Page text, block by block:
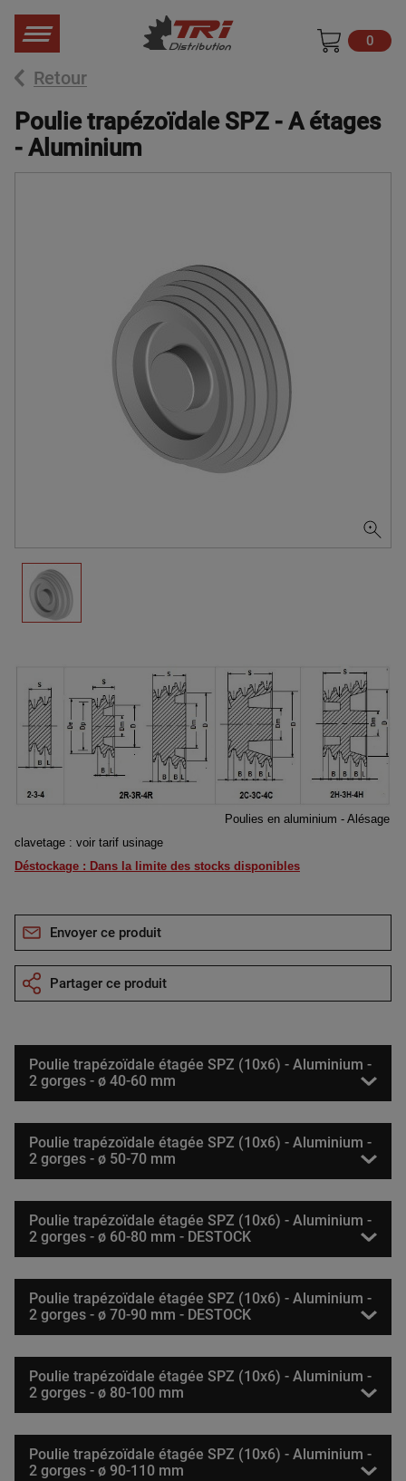
0
Retour
Poulie trapézoïdale SPZ - A étages
- Aluminium
Poulies en aluminium - Alésage
clavetage : voir tarif usinage
Déstockage : Dans la limite des stocks disponibles
Envoyer ce produit
Partager ce produit
Poulie trapézoïdale étagée SPZ (10x6) - Aluminium -
2 gorges - ø 40-60 mm
Poulie trapézoïdale étagée SPZ (10x6) - Aluminium -
2 gorges - ø 50-70 mm
Poulie trapézoïdale étagée SPZ (10x6) - Aluminium -
2 gorges - ø 60-80 mm - DESTOCK
Poulie trapézoïdale étagée SPZ (10x6) - Aluminium -
2 gorges - ø 70-90 mm - DESTOCK
Poulie trapézoïdale étagée SPZ (10x6) - Aluminium -
2 gorges - ø 80-100 mm
Poulie trapézoïdale étagée SPZ (10x6) - Aluminium -
2 gorges - ø 90-110 mm